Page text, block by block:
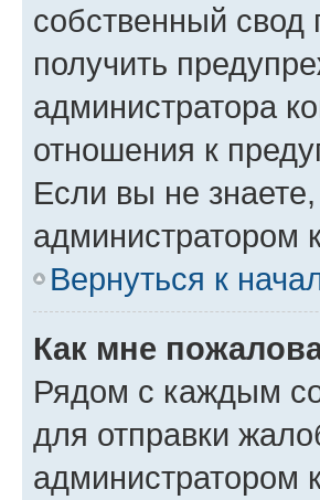
собственный
получить
администратора
отношения к
Если вы не
администратором
Вернуться к
Как мне
Рядом с каждым
для отправки
администратором